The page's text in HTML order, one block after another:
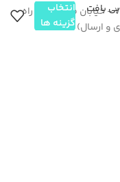
اصفهان – بلوار کشاورز - کوی گلزار - گلزار 7 - خیابان میثم(چهار راه
و ارسال)
بافت
انتخاب
گزینه ها